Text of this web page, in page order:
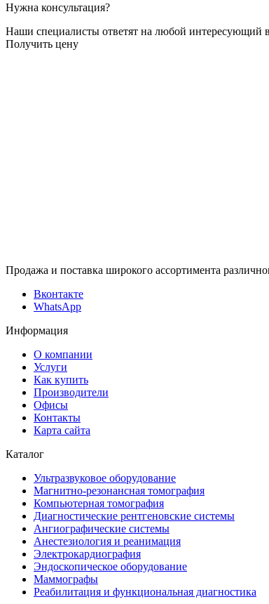
Нужна консультация?
Наши специалисты ответят на любой интересующий
Получить цену
Продажа и поставка широкого ассортимента
Вконтакте
WhatsApp
Информация
О компании
Услуги
Как купить
Производители
Офисы
Контакты
Карта сайта
Каталог
Ультразвуковое оборудование
Магнитно-резонансная томография
Компьютерная томография
Диагностические рентгеновские системы
Ангиографические системы
Анестезиология и реанимация
Электрокардиография
Эндоскопическое оборудование
Маммографы
Реабилитация и функциональная диагностика